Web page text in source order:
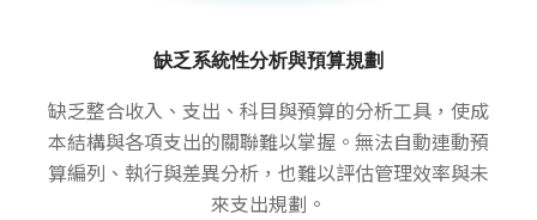
缺乏系統性分析與預算規劃
缺乏整合收入、支出、科目與預算的分析工具，使成
本結構與各項支出的關聯難以掌握。無法自動連動預
算編列、執行與差異分析，也難以評估管理效率與未
來支出規劃。